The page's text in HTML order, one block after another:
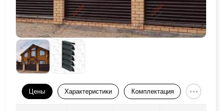
Цены Характеристики Комплектация